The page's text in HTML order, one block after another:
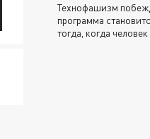
Технофашизм
программа
тогда, когда